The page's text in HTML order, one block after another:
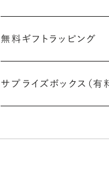
刻印メッセージ：アルフ
ことができます。注文前だ
ださい）。
無料ギフトラッピング
サプライズボックス（有